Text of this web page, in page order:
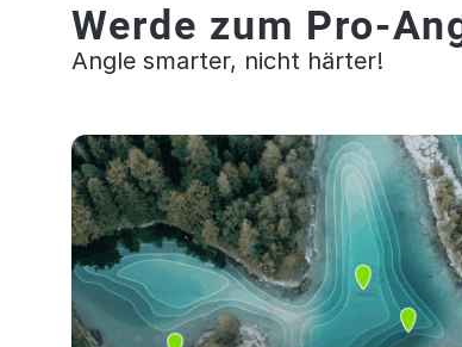
Werde zum Pro-
Angle smarter, nicht härter!